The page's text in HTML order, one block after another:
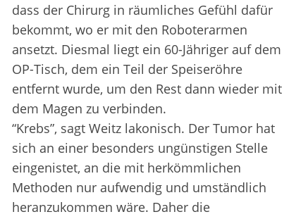
dass der Chirurg in räumliches Gefühl dafür
bekommt, wo er mit den Roboterarmen
ansetzt. Diesmal liegt ein 60-Jähriger auf dem
OP-Tisch, dem ein Teil der Speiseröhre
entfernt wurde, um den Rest dann wieder mit
dem Magen zu verbinden.
“Krebs”, sagt Weitz lakonisch. Der Tumor hat
sich an einer besonders ungünstigen Stelle
eingenistet, an die mit herkömmlichen
Methoden nur aufwendig und umständlich
heranzukommen wäre. Daher die